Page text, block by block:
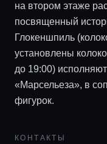
на втором этаже
посвященный
Глокеншпиль
установлены
до 19:00)
«Марсельеза», в
фигурок.
КОНТАКТЫ